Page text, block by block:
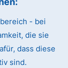
- bei
die sie
dass diese
sind.